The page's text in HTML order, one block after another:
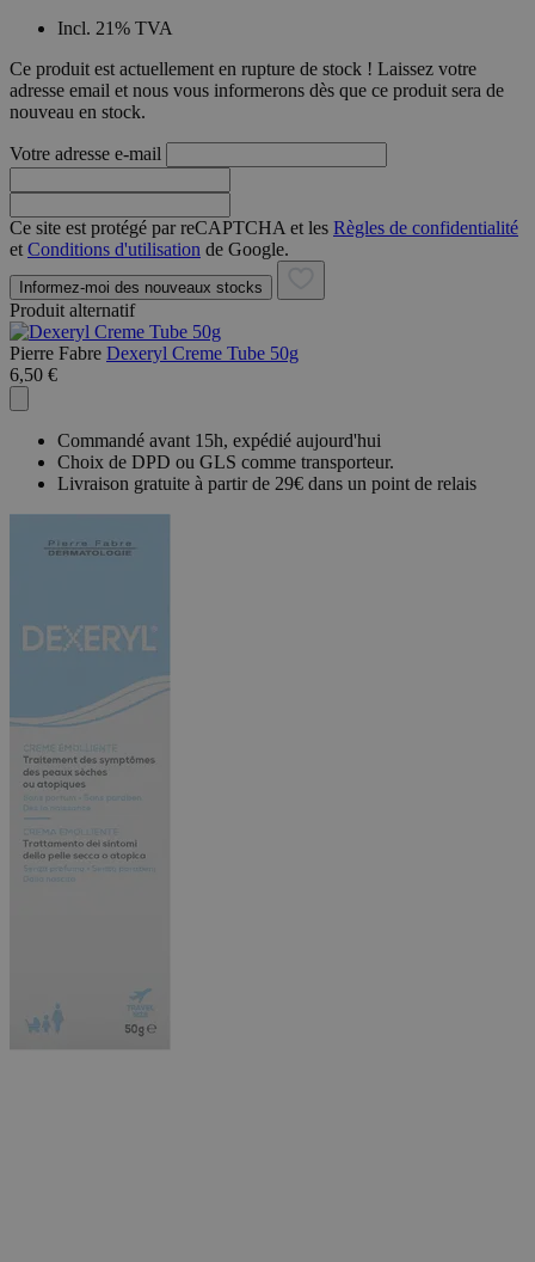
Incl. 21% TVA
Ce produit est actuellement en rupture de stock ! Laissez votre
adresse email et nous vous informerons dès que ce produit sera de
nouveau en stock.
Votre adresse e-mail
Ce site est protégé par reCAPTCHA et les Règles de confidentialité
et Conditions d'utilisation de Google.
Informez-moi des nouveaux stocks
Produit alternatif
Pierre Fabre Dexeryl Creme Tube 50g
6,50 €
Commandé avant 15h, expédié aujourd'hui
Choix de DPD ou GLS comme transporteur.
Livraison gratuite à partir de 29€ dans un point de relais